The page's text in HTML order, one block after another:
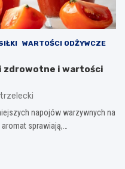
WARTOŚCI ODŻYWCZE
zdrowotne i wartości
napojów warzywnych na
sprawiają,…